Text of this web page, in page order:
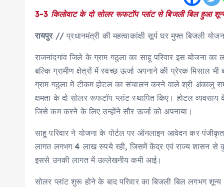
3-3 किलोवाट के दो सोलर रूफटॉप प्लांट से बिजली बिल हुआ
रायपुर// प्रधानमंत्री की महत्वाकांक्षी सूर्य घर मुफ्त बिजली
राजनांदगांव जिले के ग्राम गठुला का साहू परिवार इस
बल्कि ग्रामीण क्षेत्रों में स्वच्छ ऊर्जा अपनाने की प्रेरक मिसाल
ग्राम गठुला में टीकम होटल का संचालन करने वाले श्री अंकालु
क्षमता के दो सोलर रूफटॉप प्लांट स्थापित किए। होटल
जिसे कम करने के लिए उन्होंने सौर ऊर्जा को अपनाया।
साहू परिवार ने योजना के पोर्टल पर ऑनलाइन आवेदन कर
लागत लगभग 4 लाख रुपये रही, जिसमें केंद्र एवं राज्य शासन से
इससे उनकी लागत में उल्लेखनीय कमी आई।
सोलर प्लांट शुरू होने के बाद परिवार का बिजली बिल लगभग शून्य